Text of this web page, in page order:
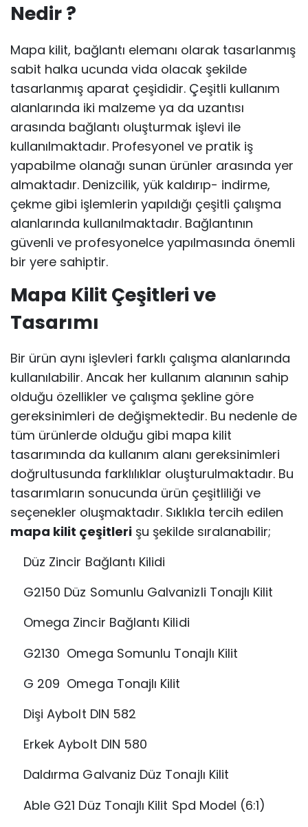
Nedir ?
Mapa kilit, bağlantı elemanı olarak tasarlanmış
sabit halka ucunda vida olacak şekilde
tasarlanmış aparat çeşididir. Çeşitli kullanım
alanlarında iki malzeme ya da uzantısı
arasında bağlantı oluşturmak işlevi ile
kullanılmaktadır. Profesyonel ve pratik iş
yapabilme olanağı sunan ürünler arasında yer
almaktadır. Denizcilik, yük kaldırıp- indirme,
çekme gibi işlemlerin yapıldığı çeşitli çalışma
alanlarında kullanılmaktadır. Bağlantının
güvenli ve profesyonelce yapılmasında önemli
bir yere sahiptir.
Mapa Kilit Çeşitleri ve
Tasarımı
Bir ürün aynı işlevleri farklı çalışma alanlarında
kullanılabilir. Ancak her kullanım alanının sahip
olduğu özellikler ve çalışma şekline göre
gereksinimleri de değişmektedir. Bu nedenle de
tüm ürünlerde olduğu gibi mapa kilit
tasarımında da kullanım alanı gereksinimleri
doğrultusunda farklılıklar oluşturulmaktadır. Bu
tasarımların sonucunda ürün çeşitliliği ve
seçenekler oluşmaktadır. Sıklıkla tercih edilen
mapa kilit çeşitleri şu şekilde sıralanabilir;
Düz Zincir Bağlantı Kilidi
G2150 Düz Somunlu Galvanizli Tonajlı Kilit
Omega Zincir Bağlantı Kilidi
G2130 Omega Somunlu Tonajlı Kilit
G 209 Omega Tonajlı Kilit
Dişi Aybolt DIN 582
Erkek Aybolt DIN 580
Daldırma Galvaniz Düz Tonajlı Kilit
Able G21 Düz Tonajlı Kilit Spd Model (6:1)